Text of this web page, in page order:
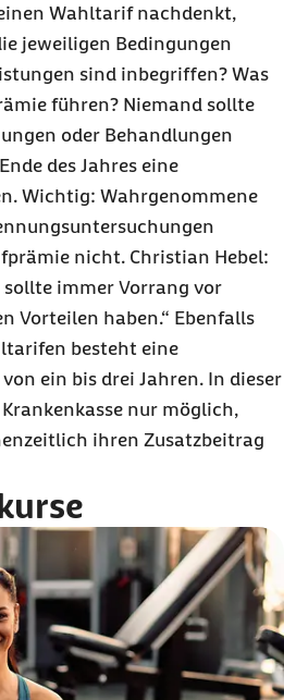
Wahltarif nachdenkt,
jeweiligen Bedingungen
sind inbegriffen? Was
führen? Niemand sollte
oder Behandlungen
des Jahres eine
Wichtig: Wahrgenommene
nicht. Christian Hebel:
sollte immer Vorrang vor
Vorteilen haben.“ Ebenfalls
besteht eine
ein bis drei Jahren. In dieser
nur möglich,
ihren Zusatzbeitrag